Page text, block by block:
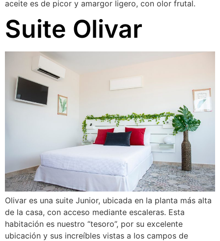
aceite es de picor y amargor ligero, con olor frutal.
Suite Olivar
Olivar es una suite Junior, ubicada en la planta más alta
de la casa, con acceso mediante escaleras. Esta
habitación es nuestro “tesoro”, por su excelente
ubicación y sus increíbles vistas a los campos de